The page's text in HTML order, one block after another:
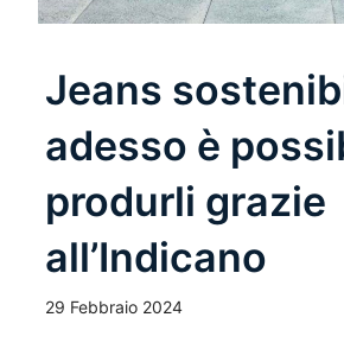
Jeans
adesso è
produrli grazie
all’Indicano
29 Febbraio 2024